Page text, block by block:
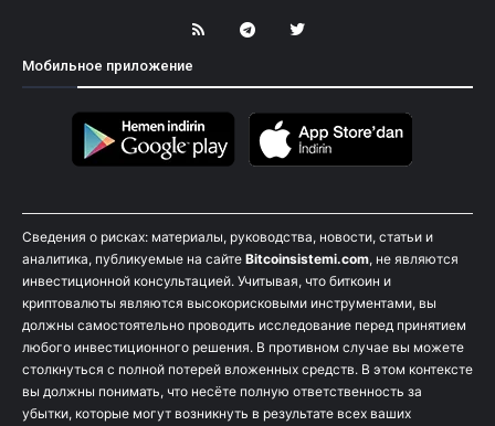
Мобильное приложение
Сведения о рисках: материалы, руководства, новости, статьи и
аналитика, публикуемые на сайте Bitcoinsistemi.com, не являются
инвестиционной консультацией. Учитывая, что биткоин и
криптовалюты являются высокорисковыми инструментами, вы
должны самостоятельно проводить исследование перед принятием
любого инвестиционного решения. В противном случае вы можете
столкнуться с полной потерей вложенных средств. В этом контексте
вы должны понимать, что несёте полную ответственность за
убытки, которые могут возникнуть в результате всех ваших